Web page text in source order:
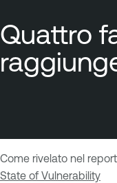
Quattro
Come rivelato nel report
State of Vulnerability